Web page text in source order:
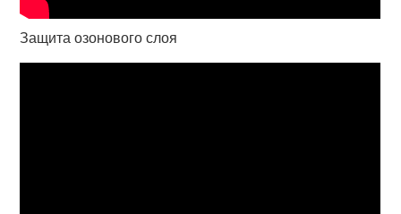
Защита озонового слоя